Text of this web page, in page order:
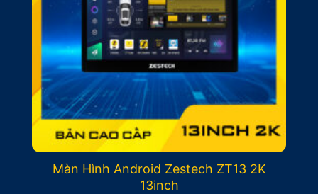
Màn Hình Android Zestech ZT13 2K
13inch